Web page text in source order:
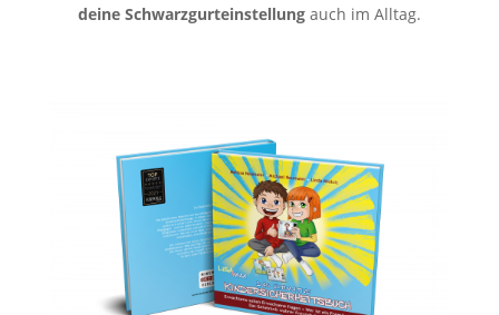
deine Schwarzgurteinstellungauch im Alltag.